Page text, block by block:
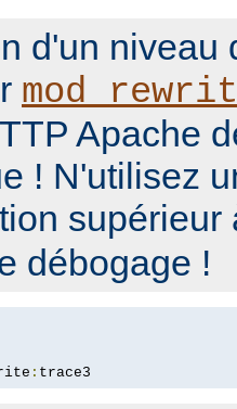
d'un niveau
Apache
! N'utilisez
débogage !
: trace3